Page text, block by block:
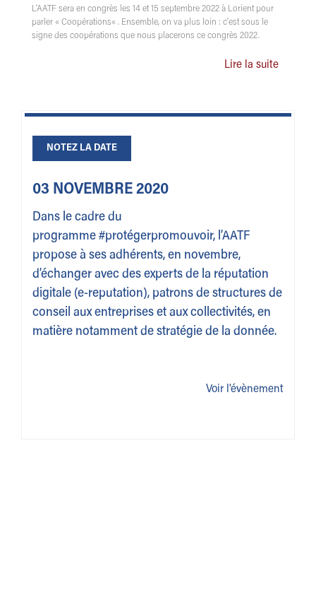
L’AATF sera en congrès les 14 et 15 septembre 2022 à Lorient pour
parler « Coopérations« . Ensemble, on va plus loin : c’est sous le
signe des coopérations que nous placerons ce congrès 2022.
Lire la suite
NOTEZ LA DATE
03 NOVEMBRE 2020
Dans le cadre du
programme #protégerpromouvoir, l’AATF
propose à ses adhérents, en novembre,
d’échanger avec des experts de la réputation
digitale (e-reputation), patrons de structures de
conseil aux entreprises et aux collectivités, en
matière notamment de stratégie de la donnée.
Voir l'évènement